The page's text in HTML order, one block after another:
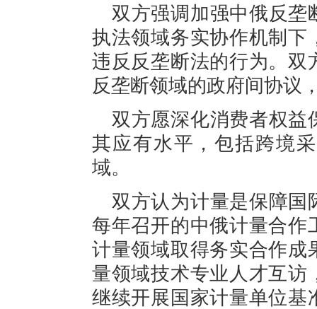
双方强调加强中俄反垄
执法领域务实协作机制下
违反反垄断法的行为。双
反垄断领域的政府间协议
双方愿深化消费者权益
其应有水平，包括跨境
域。
双方认为计量是保障国
每年召开的中俄计量合作
计量领域取得务实合作成
量领域技术专业人才互访
继续开展国家计量单位基